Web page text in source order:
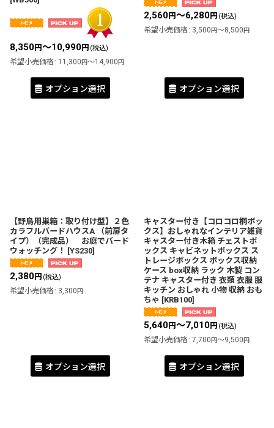
8,350円～10,990円 (税込)
希望小売価格 : 11,300 円～14,900 円
オプション選択
2,560円～6,280円 (税込)
希望小売価格 : 3,500 円～8,500 円
オプション選択
【野鳥用巣箱：取り付け型】２色
カラフルバードハウスA （前扉タ
イプ）（完成品） お庭でバード
ウォッチング！
[YS230]
2,380円 (税込)
希望小売価格 : 3,300 円
オプション選択
キャスター付き【コロコロ桐ボッ
クス】おしゃれなインテリア雑貨
キャスター付き木箱 チェストボ
ックス キャビネットボックス ス
トレージボックス ボックス収納
ケース box収納 ラック 木製 コン
テナ キャスター付き 衣類 衣服 服
キッチン おしゃれ 小物 収納 おも
ちゃ [KRB100]
5,640円～7,010円 (税込)
希望小売価格 : 7,700 円～9,500 円
オプション選択